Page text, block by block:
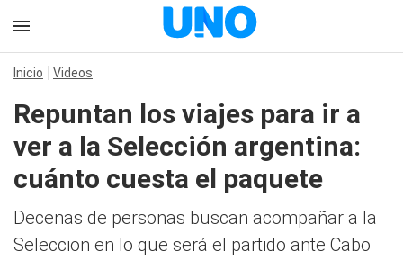
Inicio Videos
Repuntan los viajes para ir a
ver a la Selección argentina:
cuánto cuesta el paquete
Decenas de personas buscan acompañar a la
Seleccion en lo que será el partido ante Cabo